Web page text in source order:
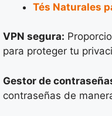
Tés Naturales
VPN segura:
para proteger tu
Gestor de
contraseñas de